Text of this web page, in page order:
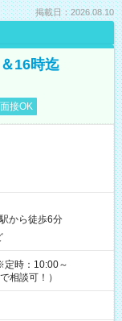
掲載日：2026.08.10
16時迄
接OK
から徒歩6分
時：10:00～
相談可！）